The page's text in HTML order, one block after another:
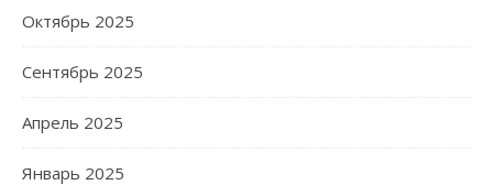
Октябрь 2025
Сентябрь 2025
Апрель 2025
Январь 2025